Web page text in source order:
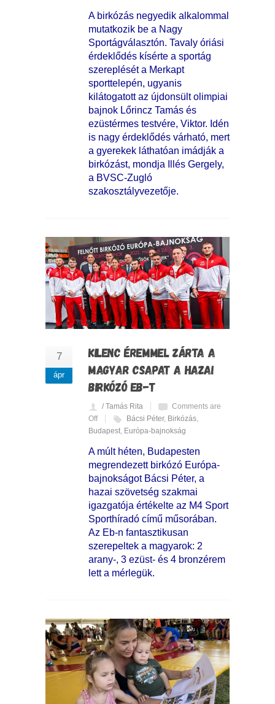
A birkózás negyedik alkalommal
mutatkozik be a Nagy
Sportágválasztón. Tavaly óriási
érdeklődés kísérte a sportág
szereplését a Merkapt
sporttelepén, ugyanis
kilátogatott az újdonsült olimpiai
bajnok Lőrincz Tamás és
ezüstérmes testvére, Viktor. Idén
is nagy érdeklődés várható, mert
a gyerekek láthatóan imádják a
birkózást, mondja Illés Gergely,
a BVSC-Zugló
szakosztályvezetője.
7
ápr
KILENC ÉREMMEL ZÁRTA A
MAGYAR CSAPAT A HAZAI
BIRKÓZÓ EB-T
/ Tamás Rita
Comments are
Off
Bácsi Péter, Birkózás,
Budapest, Európa-bajnokság
A múlt héten, Budapesten
megrendezett birkózó Európa-
bajnokságot Bácsi Péter, a
hazai szövetség szakmai
igazgatója értékelte az M4 Sport
Sporthíradó című műsorában.
Az Eb-n fantasztikusan
szerepeltek a magyarok: 2
arany-, 3 ezüst- és 4 bronzérem
lett a mérlegük.